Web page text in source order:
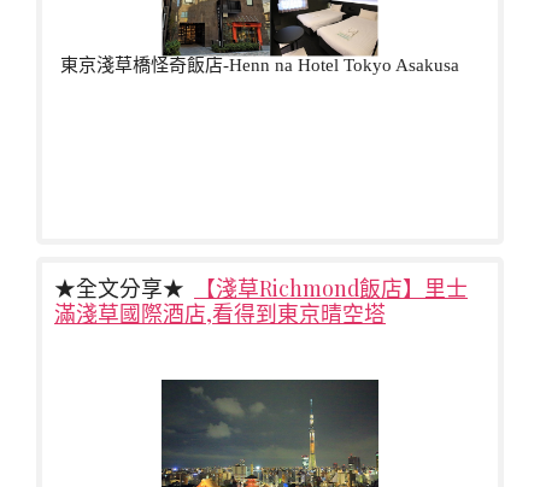
東京淺草橋怪奇飯店-Henn na Hotel Tokyo Asakusa
★全文分享★
【淺草Richmond飯店】里士
滿淺草國際酒店,看得到東京晴空塔